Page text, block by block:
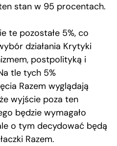
stan w 95 procentach.
te pozostałe 5%, co
działania Krytyki
postpolityką i
tle tych 5%
Razem wyglądają
wyjście poza ten
będzie wymagało
o tym decydować będą
Razem.